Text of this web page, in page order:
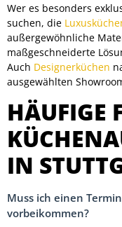
Wer es besonders
suchen, die
außergewöhnliche
maßgeschneiderte
Auch Designerküchen
ausgewählten
HÄUFIGE
IN
Muss ich einen
vorbeikommen?